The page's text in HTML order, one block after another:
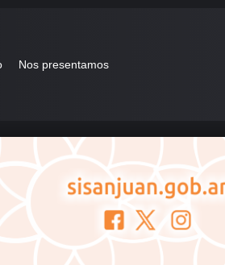
Nos presentamos